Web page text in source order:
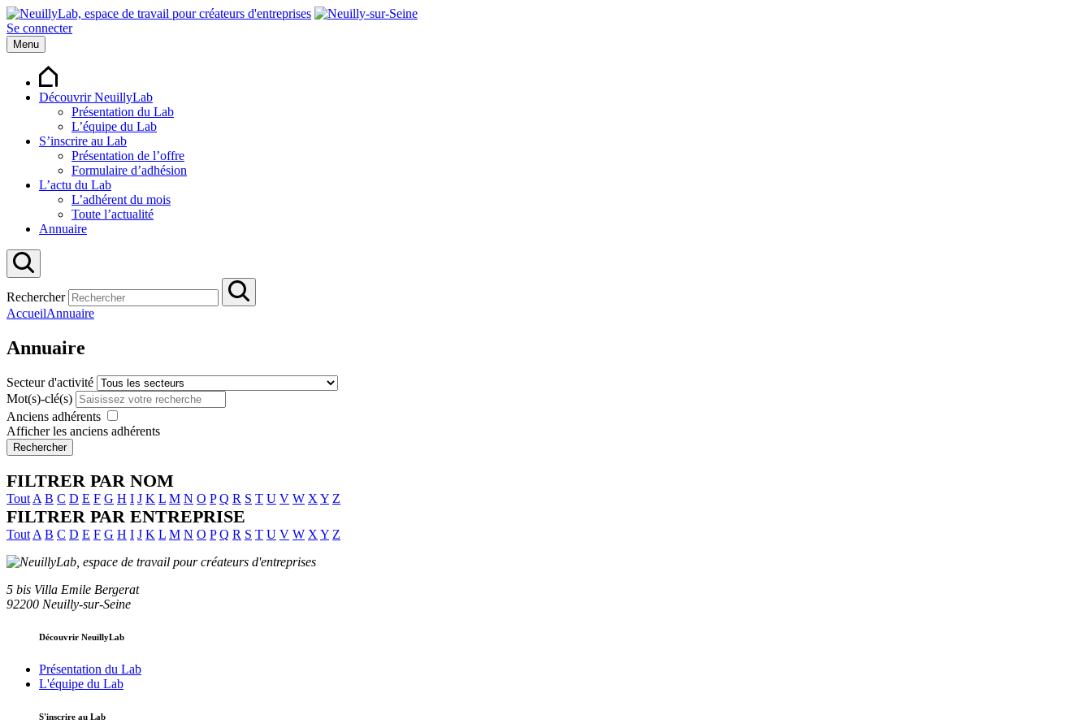
Se connecter
Menu
Découvrir NeuillyLab
Présentation du Lab
L’équipe du Lab
S’inscrire au Lab
Présentation de l’offre
Formulaire d’adhésion
L’actu du Lab
L’adhérent du mois
Toute l’actualité
Annuaire
Rechercher
AccueilAnnuaire
Annuaire
Secteur d'activité
Mot(s)-clé(s)
Anciens adhérents
Afficher les anciens adhérents
Rechercher
FILTRER PAR NOM
Tout A B C D E F G H I J K L M N O P Q R S T U V W X Y Z
FILTRER PAR ENTREPRISE
Tout A B C D E F G H I J K L M N O P Q R S T U V W X Y Z
5 bis Villa Emile Bergerat
92200 Neuilly-sur-Seine
Découvrir NeuillyLab
Présentation du Lab
L'équipe du Lab
S'inscrire au Lab